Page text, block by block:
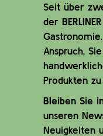
Seit über
der
Anspruch,
Produkten
Bleiben Sie
unseren
Neuigkeiten